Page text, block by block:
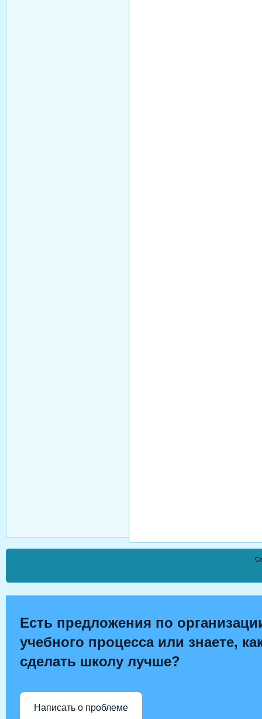
Есть предложения по
учебного процесса или знаете,
сделать школу лучше?
Написать о проблеме